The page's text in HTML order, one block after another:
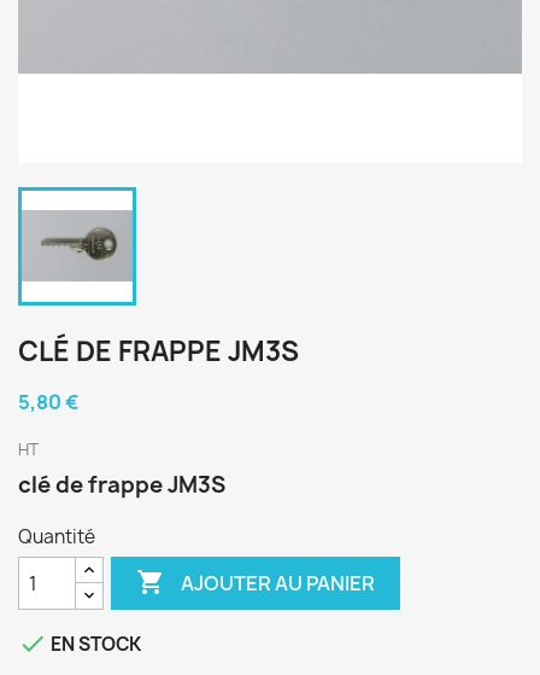
CLÉ DE FRAPPE JM3S
5,80 €
HT
clé de frappe JM3S
Quantité
 AJOUTER AU PANIER
 EN STOCK